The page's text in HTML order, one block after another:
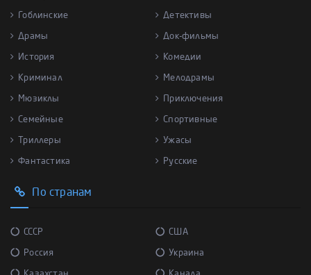
Гоблинские Детективы
Драмы Док-фильмы
История Комедии
Криминал Мелодрамы
Мюзиклы Приключения
Семейные Спортивные
Триллеры Ужасы
Фантастика Русские
По странам
СССР США
Россия Украина